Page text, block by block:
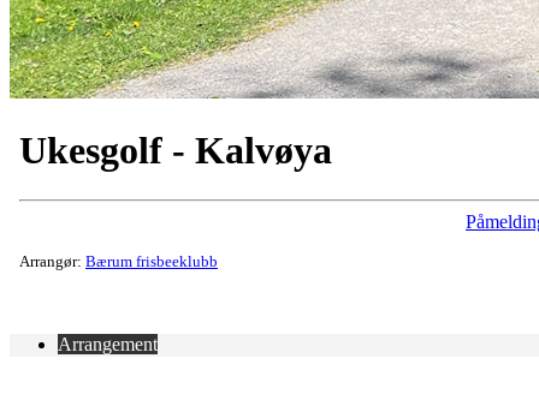
Ukesgolf - Kalvøya
Arrangør: Bærum frisbeeklubb
Arrangement